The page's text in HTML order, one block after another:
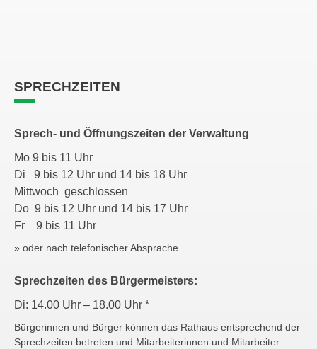
SPRECHZEITEN
Sprech- und Öffnungszeiten der Verwaltung
Mo 9 bis 11 Uhr
Di 9 bis 12 Uhr und 14 bis 18 Uhr
Mittwoch geschlossen
Do 9 bis 12 Uhr und 14 bis 17 Uhr
Fr 9 bis 11 Uhr
» oder nach telefonischer Absprache
Sprechzeiten des Bürgermeisters:
Di: 14.00 Uhr – 18.00 Uhr *
Bürgerinnen und Bürger können das Rathaus entsprechend der
Sprechzeiten betreten und Mitarbeiterinnen und Mitarbeiter